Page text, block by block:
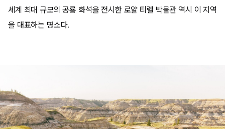
세계 최대 규모의 공룡 화석을 전시한 로얄 티렐 박물관 역시 이 지역
을 대표하는 명소다.